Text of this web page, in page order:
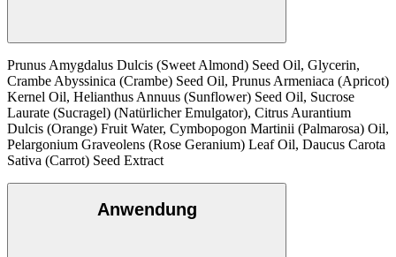
Prunus Amygdalus Dulcis (Sweet Almond) Seed Oil, Glycerin,
Crambe Abyssinica (Crambe) Seed Oil, Prunus Armeniaca (Apricot)
Kernel Oil, Helianthus Annuus (Sunflower) Seed Oil, Sucrose
Laurate (Sucragel) (Natürlicher Emulgator), Citrus Aurantium
Dulcis (Orange) Fruit Water, Cymbopogon Martinii (Palmarosa) Oil,
Pelargonium Graveolens (Rose Geranium) Leaf Oil, Daucus Carota
Sativa (Carrot) Seed Extract
Anwendung